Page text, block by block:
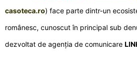
casoteca.ro) face parte dintr-un
românesc, cunoscut în principal sub
dezvoltat de agenția de comunicare